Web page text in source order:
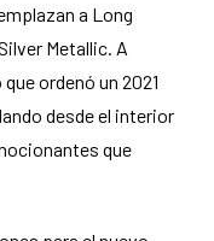
a Long
Metallic. A
ordenó un 2021
desde el interior
que